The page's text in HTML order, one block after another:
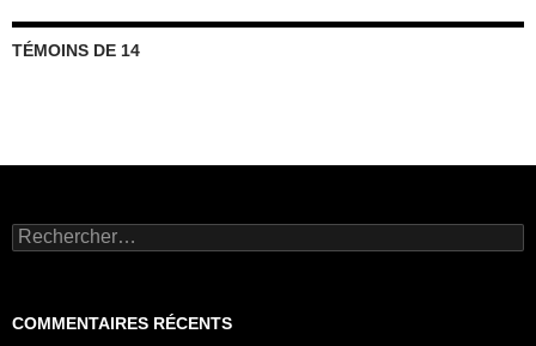
TÉMOINS DE 14
Rechercher :
COMMENTAIRES RÉCENTS